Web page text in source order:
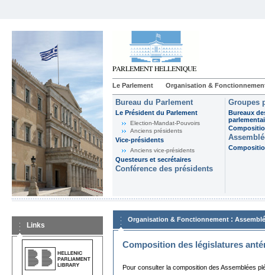
Le Parlement Organisation &
Bureau du Parlement
Le Président du Parlement
Election-Mandat-Pouvoirs
Anciens présidents
Vice-présidents
Anciens vice-présidents
Questeurs et secrétaires
Conférence des présidents
Groupes
Bureaux
Links
Organisation & Fonctionnement :
Composition des législatures
Pour consulter la composition des Assemblées